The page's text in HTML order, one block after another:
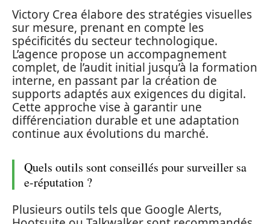
Victory Crea élabore des stratégies visuelles
sur mesure, prenant en compte les
spécificités du secteur technologique.
L’agence propose un accompagnement
complet, de l’audit initial jusqu’à la formation
interne, en passant par la création de
supports adaptés aux exigences du digital.
Cette approche vise à garantir une
différenciation durable et une adaptation
continue aux évolutions du marché.
Quels outils sont conseillés pour surveiller sa
e-réputation ?
Plusieurs outils tels que Google Alerts,